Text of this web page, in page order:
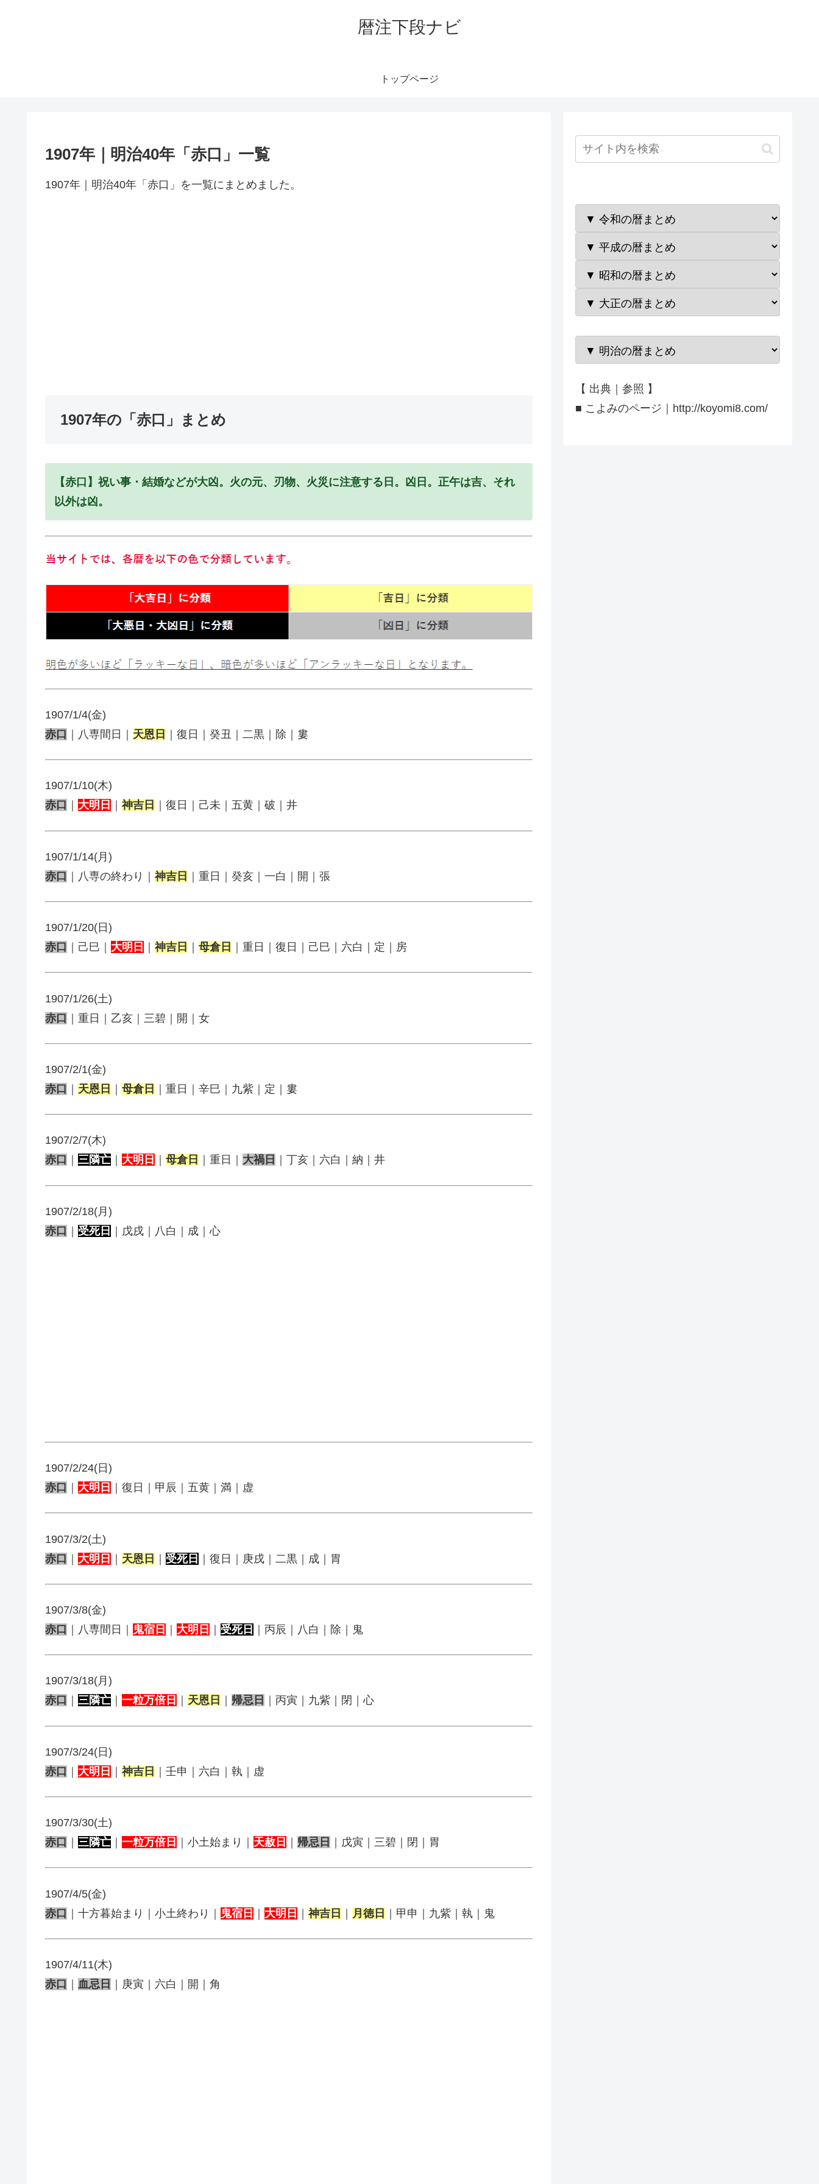
暦注下段ナビ
トップページ
1907年｜明治40年「赤口」一覧
1907年｜明治40年「赤口」を一覧にまとめました。
1907年の「赤口」まとめ
【赤口】祝い事・結婚などが大凶。火の元、刃物、火災に注意する日。凶日。正午は吉、それ
以外は凶。
1907/1/4(金)
赤口
｜八専間日｜ 天恩日 ｜復日｜癸丑｜二黒｜除｜婁
1907/1/10(木)
赤口
大明日 神吉日 ｜復日｜己未｜五黄｜破｜井
1907/1/14(月)
赤口 ｜八専の終わり｜ 神吉日 ｜重日｜癸亥｜一白｜開｜張
1907/1/20(日)
赤口
｜己巳｜ 大明日 神吉日 母倉日 ｜重日｜復日｜己巳｜六白｜定｜房
1907/1/26(土)
赤口 ｜重日｜乙亥｜三碧｜開｜女
1907/2/1(金)
赤口 ｜ 天恩日 ｜ 母倉日 ｜重日｜辛巳｜九紫｜定｜婁
1907/2/7(木)
赤口
三隣亡 大明日 母倉日 ｜重日｜ 大禍日 ｜丁亥｜六白｜納｜井
1907/2/18(月)
赤口 ｜ 受死日 ｜戊戌｜八白｜成｜心
1907/2/24(日)
赤口
大明日 ｜復日｜甲辰｜五黄｜満｜虚
1907/3/2(土)
赤口 ｜ 大明日 ｜ 天恩日 ｜ 受死日 ｜復日｜庚戌｜二黒｜成｜胃
1907/3/8(金)
赤口
｜八専間日｜ 鬼宿日 大明日 受死日 ｜丙辰｜八白｜除｜鬼
1907/3/18(月)
赤口
三隣亡 一粒万倍日 天恩日 帰忌日 ｜丙寅｜九紫｜閉｜心
1907/3/24(日)
赤口 ｜ 大明日 ｜ 神吉日 ｜壬申｜六白｜執｜虚
1907/3/30(土)
赤口
三隣亡 一粒万倍日 ｜小土始まり｜ 天赦日 帰忌日 ｜戊寅｜三碧｜閉｜胃
1907/4/5(金)
赤口 ｜十方暮始まり｜小土終わり｜ 鬼宿日 ｜ 大明日 ｜ 神吉日 ｜ 月徳日 ｜甲申｜九紫｜執｜鬼
1907/4/11(木)
赤口 ｜ 血忌日 ｜庚寅｜六白｜開｜角
【 出典｜参照 】
■ こよみのページ｜http://koyomi8.com/